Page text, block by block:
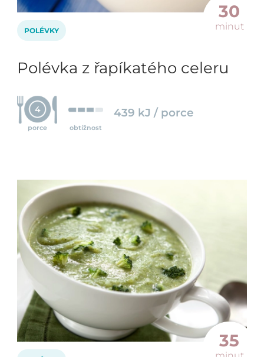
30
minut
POLÉVKY
Polévka z řapíkatého celeru
4
porce obtížnost
439 kJ / porce
35